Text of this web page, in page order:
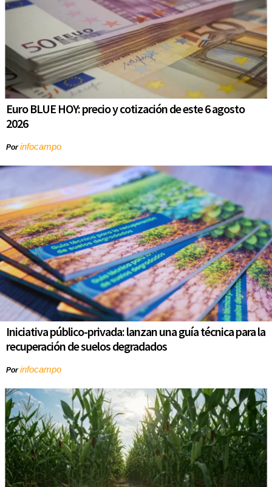
Euro BLUE HOY: precio y cotización de este 6 agosto
2026
Porinfocampo
Iniciativa público-privada: lanzan una guía técnica para la
recuperación de suelos degradados
Porinfocampo